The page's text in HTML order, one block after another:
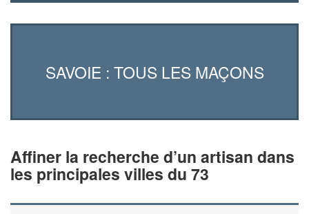
SAVOIE : TOUS LES MAÇONS
Affiner la recherche d’un artisan dans
les principales villes du 73